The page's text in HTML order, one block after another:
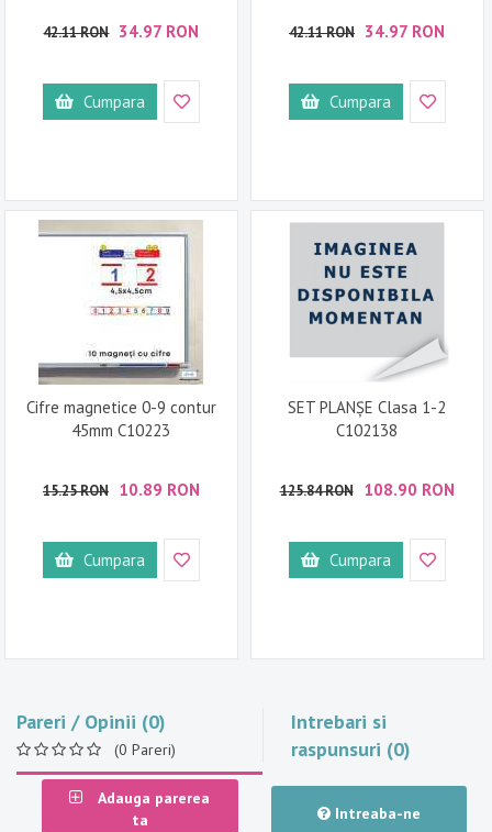
42.11 RON 34.97 RON
Cumpara
42.11 RON 34.97 RON
Cumpara
Cifre magnetice 0-9 contur
45mm C10223
15.25 RON 10.89 RON
Cumpara
SET PLANȘE Clasa 1-2
C102138
125.84 RON 108.90 RON
Cumpara
Pareri / Opinii (0)
(0 Pareri)
Intrebari si
raspunsuri (0)
Adauga parerea
ta
Intreaba-ne